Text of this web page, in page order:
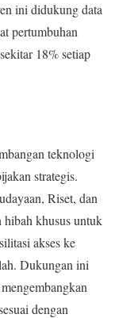
ini didukung data
pertumbuhan
18% setiap
teknologi
strategis.
Riset, dan
khusus untuk
akses ke
Dukungan ini
dengan